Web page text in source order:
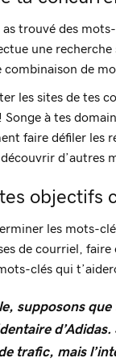
as trouvé des
une
de
les sites de tes
Songe à tes
faire défiler les
d’autres
objectifs
les mots-
de courriel,
clés qui
supposons
trafic, mais